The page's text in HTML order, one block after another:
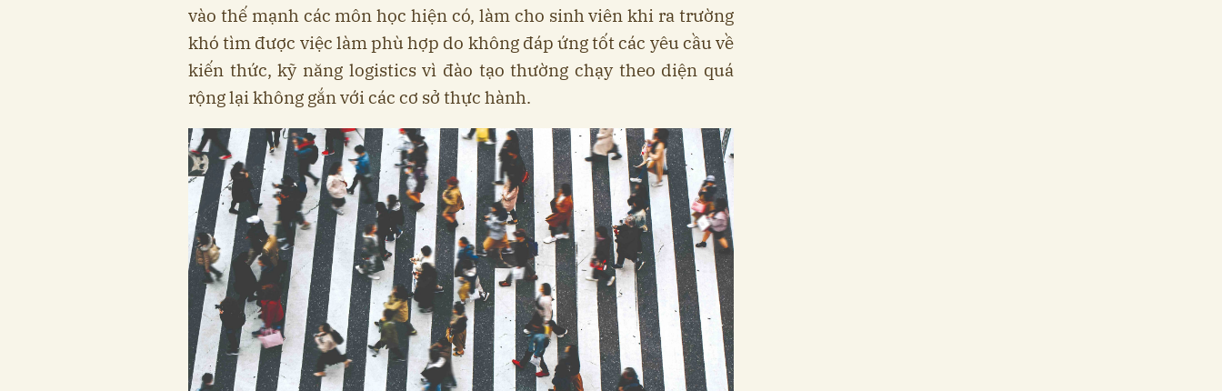
vào thế mạnh các môn học hiện có, làm cho sinh viên khi ra trường
khó tìm được việc làm phù hợp do không đáp ứng tốt các yêu cầu về
kiến thức, kỹ năng logistics vì đào tạo thường chạy theo diện quá
rộng lại không gắn với các cơ sở thực hành.